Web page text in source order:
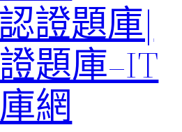
證題庫|
題庫–IT
網